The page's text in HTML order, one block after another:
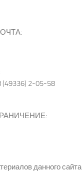
(49336) 2-05-58
данного